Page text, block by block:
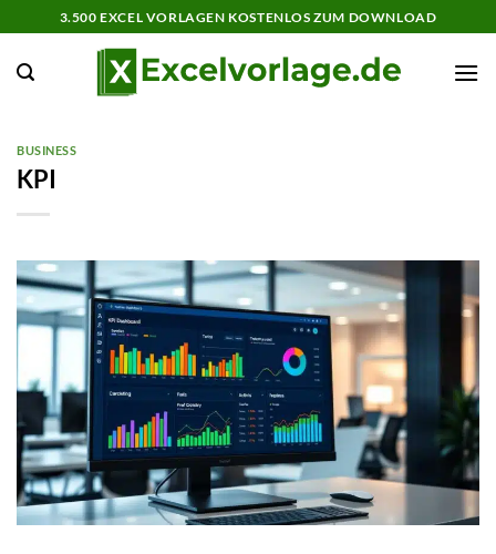
Inhalt
springen
3.500 EXCEL VORLAGEN KOSTENLOS ZUM DOWNLOAD
BUSINESS
KPI